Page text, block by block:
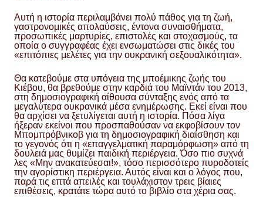
Αυτή η ιστορία περιλαμβάνει πολύ πάθος για τη ζωή,
γαστρονομικές απολαύσεις, έντονα συναισθήματα,
προσωπικές μαρτυρίες, επιστολές και στοχασμούς, τα
οποία ο συγγραφέας έχει ενσωματώσει στις δικές του
«επιτόπιες μελέτες για την ουκρανική σεξουαλικότητα».
Θα κατεβούμε στα υπόγεια της μποέμικης ζωής του
Κιέβου, θα βρεθούμε στην καρδιά του Μαϊντάν του 2013,
στη δημοσιογραφική αίθουσα σύνταξης ενός από τα
μεγαλύτερα ουκρανικά μέσα ενημέρωσης. Εκεί είναι που
θα αρχίσει να ξετυλίγεται αυτή η ιστορία. Πόσα λίγα
ήξεραν εκείνοι που προσπαθούσαν να εκφοβίσουν τον
Μπομπρόβνικοβ για τη δημοσιογραφική διαίσθηση και
το γεγονός ότι η «επαγγελματική παραμόρφωση» από τη
δουλειά μας θυμίζει παιδική περιέργεια. Όσο πιο συχνά
λες «Μην ανακατεύεσαι!», τόσο περισσότερο πυροδοτείς
την αγορίστικη περιέργεια. Αυτός είναι και ο λόγος που,
παρά τις επτά απειλές και τουλάχιστον τρεις βίαιες
επιθέσεις, κρατάτε τώρα αυτό το βιβλίο στα χέρια σας.